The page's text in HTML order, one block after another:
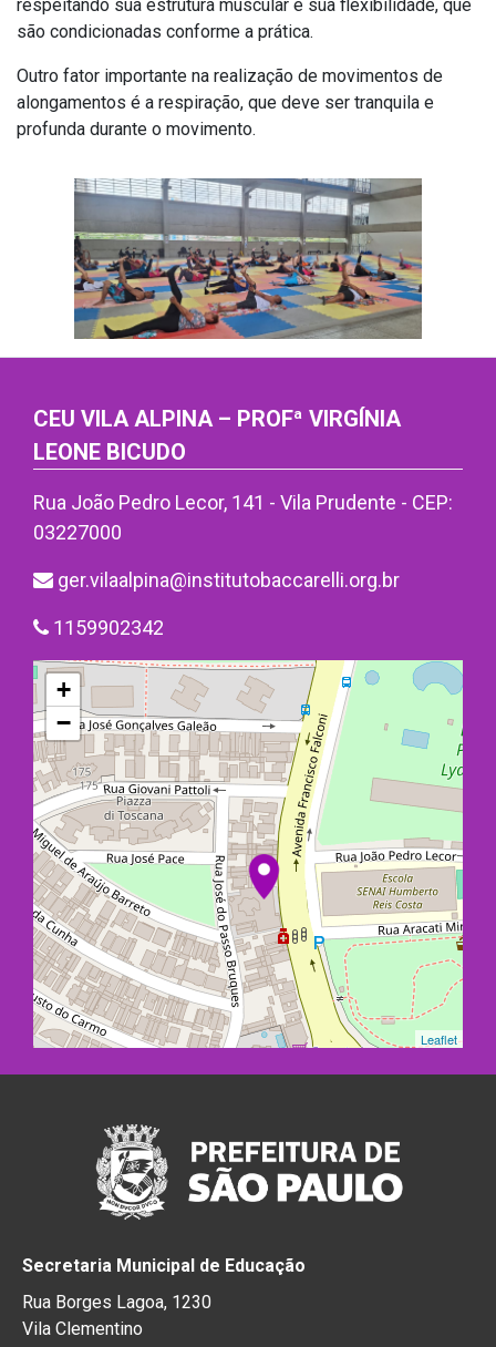
respeitando sua estrutura muscular e sua flexibilidade, que
são condicionadas conforme a prática.
Outro fator importante na realização de movimentos de
alongamentos é a respiração, que deve ser tranquila e
profunda durante o movimento.
CEU VILA ALPINA – PROFª VIRGÍNIA
LEONE BICUDO
Rua João Pedro Lecor, 141 - Vila Prudente - CEP:
03227000
ger.vilaalpina@institutobaccarelli.org.br
1159902342
+
−
Leaflet
Secretaria Municipal de Educação
Rua Borges Lagoa, 1230
Vila Clementino